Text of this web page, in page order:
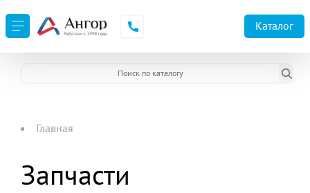
Каталог
Главная
Запчасти